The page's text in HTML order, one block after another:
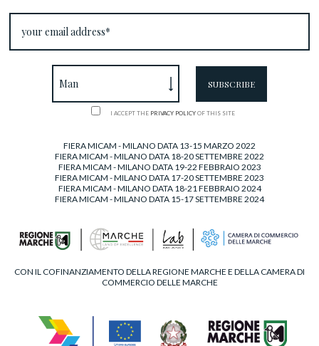
I ACCEPT THE PRIVACY POLICY OF THIS SITE
FIERA MICAM - MILANO DATA 13-15 MARZO 2022
FIERA MICAM - MILANO DATA 18-20 SETTEMBRE 2022
FIERA MICAM - MILANO DATA 19-22 FEBBRAIO 2023
FIERA MICAM - MILANO DATA 17-20 SETTEMBRE 2023
FIERA MICAM - MILANO DATA 18-21 FEBBRAIO 2024
FIERA MICAM - MILANO DATA 15-17 SETTEMBRE 2024
CON IL COFINANZIAMENTO DELLA REGIONE MARCHE E DELLA CAMERA DI
COMMERCIO DELLE MARCHE